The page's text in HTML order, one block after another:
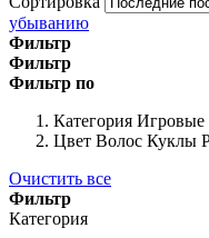
убыванию
Фильтр
Фильтр
Фильтр по
Категория
Цвет Волос Куклы
Очистить все
Фильтр
Категория